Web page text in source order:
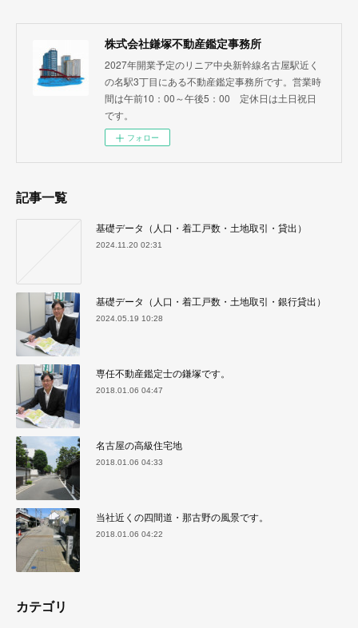
株式会社鎌塚不動産鑑定事務所
2027年開業予定のリニア中央新幹線名古屋駅近く
の名駅3丁目にある不動産鑑定事務所です。営業時
間は午前10：00～午後5：00 定休日は土日祝日
です。
フォロー
記事一覧
基礎データ（人口・着工戸数・土地取引・貸出）
2024.11.20 02:31
基礎データ（人口・着工戸数・土地取引・銀行貸出）
2024.05.19 10:28
専任不動産鑑定士の鎌塚です。
2018.01.06 04:47
名古屋の高級住宅地
2018.01.06 04:33
当社近くの四間道・那古野の風景です。
2018.01.06 04:22
カテゴリ